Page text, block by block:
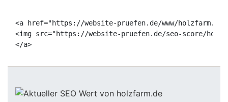
<a href="https://website-pruefen.de/www/
<img src="https://website-pruefen.de/seo-score/